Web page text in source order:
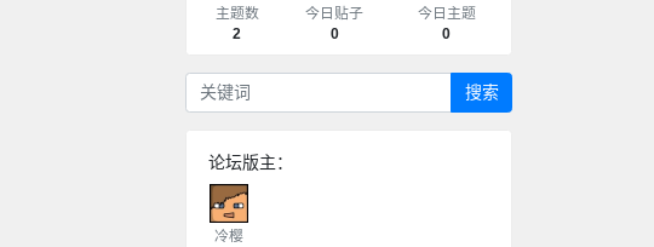
主题数
2
今日贴子
0
今日主题
0
搜索
论坛版主：
冷樱